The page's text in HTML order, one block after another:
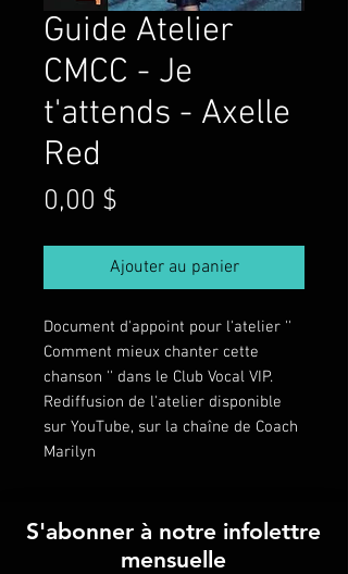
Guide Atelier
CMCC - Je
t'attends - Axelle
Red
0,00 $
Ajouter au panier
Document d'appoint pour l'atelier ''
Comment mieux chanter cette
chanson '' dans le Club Vocal VIP.
Rediffusion de l'atelier disponible
sur YouTube, sur la chaîne de Coach
Marilyn
S'abonner à notre infolettre
mensuelle